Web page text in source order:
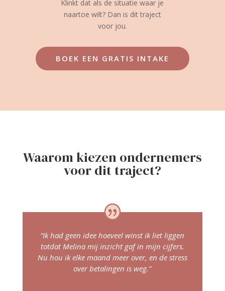
Klinkt dat als de situatie waar je
naartoe wilt? Dan is dit traject
voor jou.
BOEK EEN GRATIS INTAKE
Waarom kiezen ondernemers
voor dit traject?
“Ik had geen idee hoeveel winst ik liet liggen
totdat Melina mij inzicht gaf in mijn cijfers.
Nu hou ik elke maand meer over, en de stress
over betalingen is weg.”